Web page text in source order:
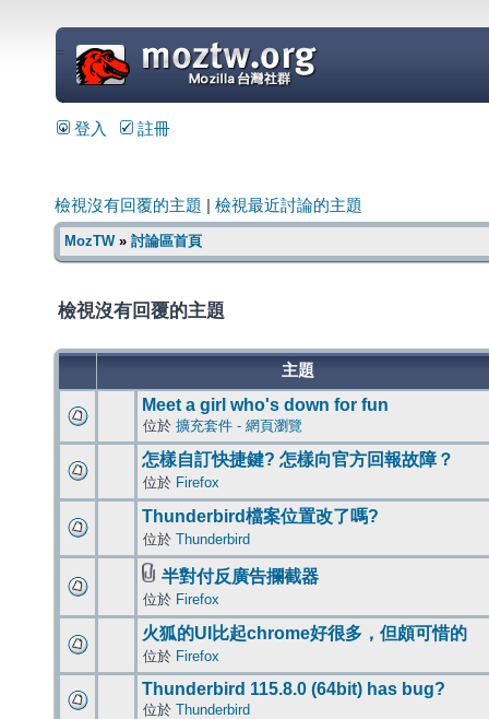
=
登入 註冊
檢視沒有回覆的主題 檢視最近討論的主題
MozTW» 討論區首頁
檢視沒有回覆的主題
主題
Meet a girl who's down for fun
位於 擴充套件 - 網頁瀏覽
怎樣自訂快捷鍵? 怎樣向官方回報故障？
位於 Firefox
Thunderbird檔案位置改了嗎?
位於 Thunderbird
半對付反廣告攔截器
位於 Firefox
火狐的UI比起chrome好很多，但頗可惜的
位於 Firefox
Thunderbird 115.8.0 (64bit) has bug?
位於 Thunderbird